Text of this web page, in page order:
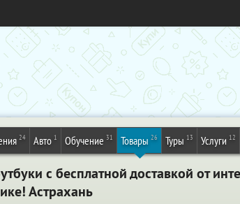
24 Авто 1 Обучение 31 Товары 26 Туры 13 Услуги 12
с бесплатной доставкой от
Астрахань